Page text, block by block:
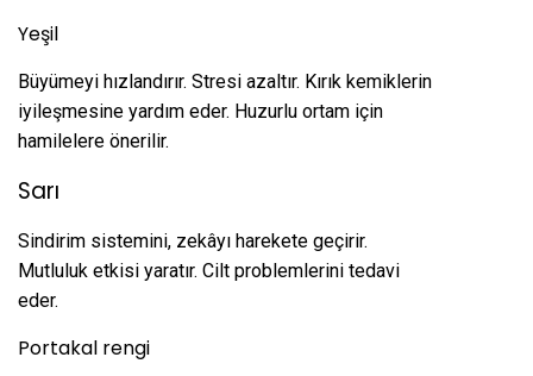
Yeşil
Büyümeyi hızlandırır. Stresi azaltır. Kırık kemiklerin
iyileşmesine yardım eder. Huzurlu ortam için
hamilelere önerilir.
Sarı
Sindirim sistemini, zekâyı harekete geçirir.
Mutluluk etkisi yaratır. Cilt problemlerini tedavi
eder.
Portakal rengi